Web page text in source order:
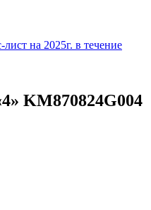
на 2025г. в течение
KM870824G004